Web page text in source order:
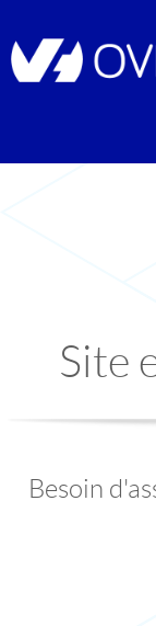
Site
Besoin